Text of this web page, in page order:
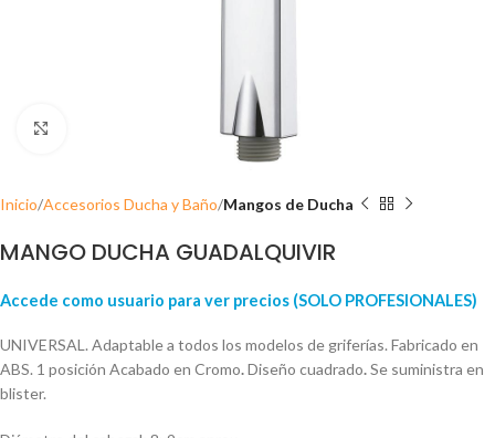
Inicio Accesorios Ducha y Baño Mangos de Ducha
MANGO DUCHA GUADALQUIVIR
Accede como usuario para ver precios (SOLO PROFESIONALES)
UNIVERSAL. Adaptable a todos los modelos de griferías. Fabricado en
ABS. 1 posición Acabado en Cromo.Diseño cuadrado.Se suministra en
blister.